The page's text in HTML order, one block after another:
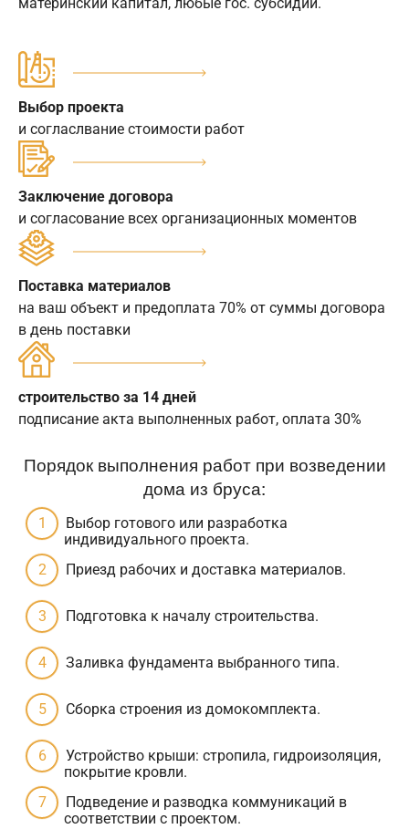
Выбор проекта
и согласлвание стоимости работ
Заключение договора
и согласование всех организационных моментов
Поставка материалов
на ваш объект и предоплата 70% от суммы договора
в день поставки
строительство за 14 дней
подписание акта выполненных работ, оплата 30%
Порядок выполнения работ при возведении
дома из бруса:
Выбор готового или разработка
индивидуального проекта.
Приезд рабочих и доставка материалов.
Подготовка к началу строительства.
Заливка фундамента выбранного типа.
Сборка строения из домокомплекта.
Устройство крыши: стропила, гидроизоляция,
покрытие кровли.
Подведение и разводка коммуникаций в
соответствии с проектом.